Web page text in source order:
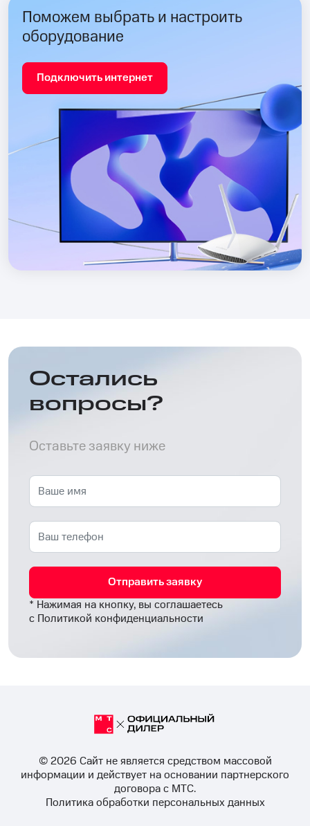
Поможем выбрать и настроить
оборудование
Подключить интернет
Остались
вопросы?
Оставьте заявку ниже
Отправить заявку
* Нажимая на кнопку, вы соглашаетесь
с Политикой конфиденциальности
© 2026 Cайт не является средством массовой
информации и действует на основании партнерского
договора с МТС.
Политика обработки персональных данных